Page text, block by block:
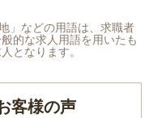
」などの用語は、求職者
的な求人用語を用いたも
となります。
客様の声